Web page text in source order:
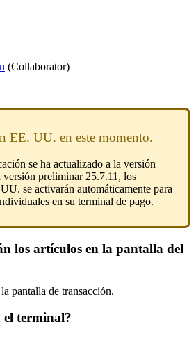
(Collaborator)
EE. UU. en este momento.
ón se ha actualizado a la versión
versión preliminar 25.7.11 , los
UU. se activarán automáticamente para
en su terminal de pago.
n los artículos en la pantalla del
la pantalla de transacción.
el terminal?